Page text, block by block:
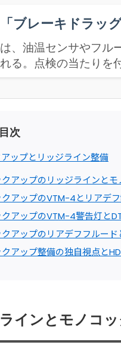
ブレーキドラッグ
、油温センサやフル
る。点検の当たりを
次
ップとリッジライン整備
アップのリッジラインと
アップのVTM-4とリアデ
アップのVTM-4警告灯と
アップのリアデフフルード
アップ整備の独自視点と
インとモノコッ